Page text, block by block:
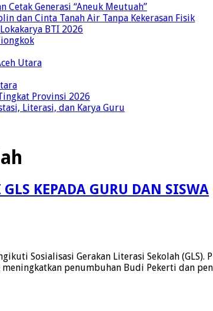
Generasi “Aneuk Meutuah”
dan Cinta Tanah Air Tanpa Kekerasan Fisik
BTI 2026
Utara
Provinsi 2026
Literasi, dan Karya Guru
KEPADA GURU DAN SISWA
Sosialisasi Gerakan Literasi Sekolah
penumbuhan Budi Pekerti dan